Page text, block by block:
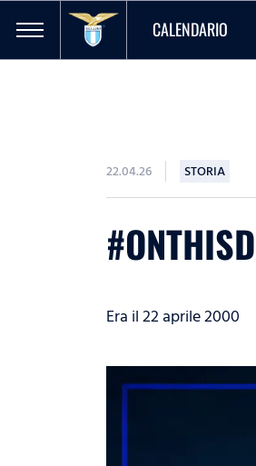
CALENDARIO
22.04.26 STORIA
Era il 22 aprile 2000